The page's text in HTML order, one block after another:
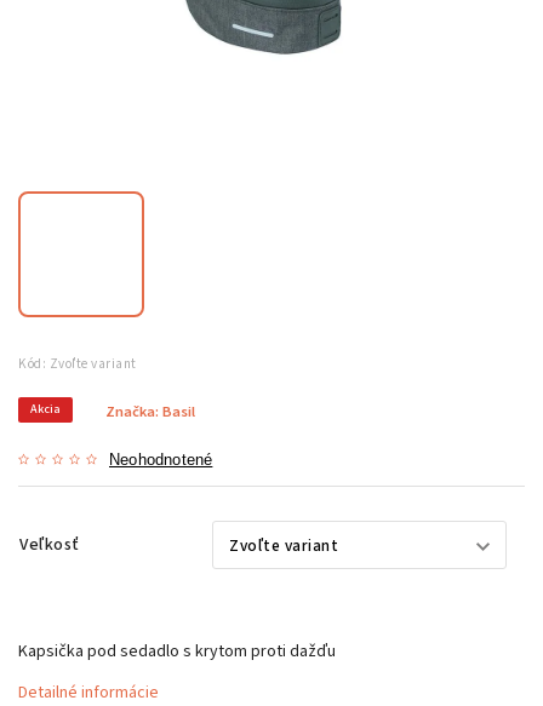
Kód: Zvoľte variant
Akcia
Neohodnotené
Značka: Basil
Veľkosť
Kapsička pod sedadlo s krytom proti dažďu
Detailné informácie